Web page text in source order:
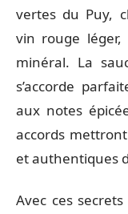
vertes du Puy,
vin rouge
minéral. La
s’accorde
aux notes
accords
et authentiques
Avec ces